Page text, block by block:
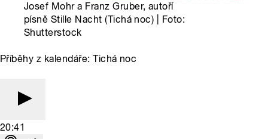
Josef Mohr a Franz Gruber, autoří
písně Stille Nacht (Tichá noc) | Foto:
Shutterstock
Příběhy z kalendáře: Tichá noc
20:41